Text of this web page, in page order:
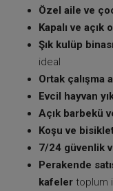
Özel aile ve
Kapalı ve açık
Şık kulüp
ideal
Ortak çalışma
Evcil hayvan
Açık barbekü
Koşu ve
7/24 güvenlik
Perakende
kafeler toplum